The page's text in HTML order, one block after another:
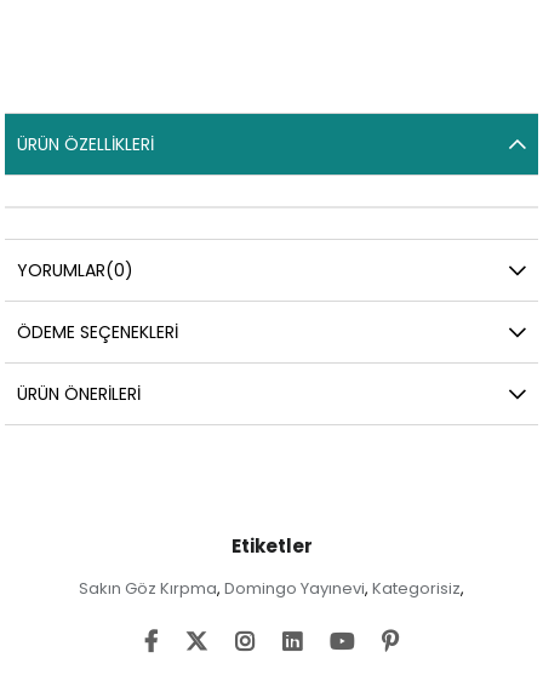
ÜRÜN ÖZELLIKLERI
YORUMLAR(0)
ÖDEME SEÇENEKLERI
ÜRÜN ÖNERILERI
Etiketler
Sakın Göz Kırpma, Domingo Yayınevi, Kategorisiz,